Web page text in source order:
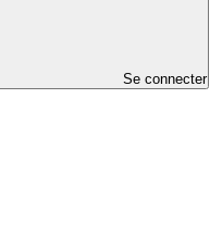
Se connecter